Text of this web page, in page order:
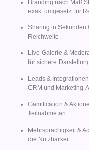
Branding nach Maß
exakt umgesetzt für
Sharing in Sekunden
Reichweite.
Live-Galerie &
für sichere
Leads &
CRM und Marketing-
Gamification &
Teilnahme an.
Mehrsprachigkeit &
die Nutzbarkeit.